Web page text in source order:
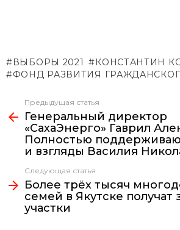
ВЫБОРЫ 2021
КОНСТАНТИН
ФОНД РАЗВИТИЯ
Узнать
больше
Предыдущая статья
Генеральный директор
«СахаЭнерго» Гаврил
Полностью
и взгляды Василия
Следующая статья
Более трёх тысяч
семей в Якутске получат
участки